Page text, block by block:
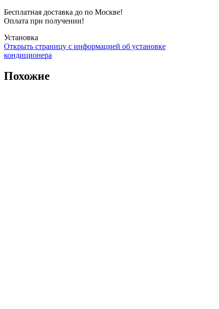
Бесплатная доставка до по Москве!
Оплата при получении!
Установка
Открыть страницу с информацией об установке
кондиционера
Похожие